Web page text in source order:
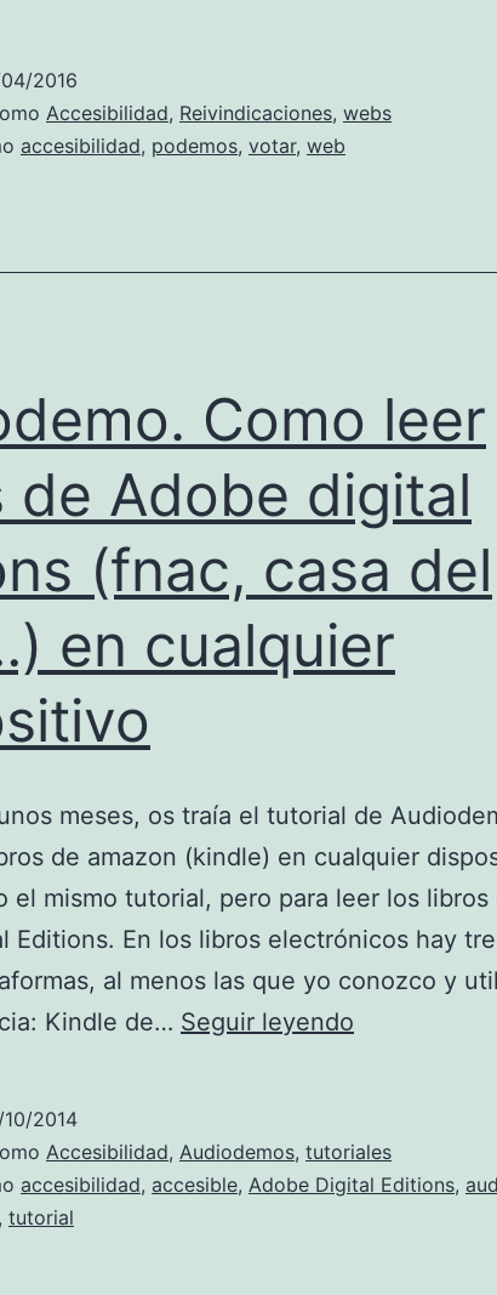
2016
Accesibilidad, Reivindicaciones, webs
accesibilidad, podemos, votar, web
Como leer
de Adobe digital
(fnac, casa del
en cualquier
meses, os traía el tutorial de
de amazon (kindle) en cualquier
el mismo tutorial, pero para leer los libros
Editions. En los libros electrónicos hay
al menos las que yo conozco y
Kindle de… Seguir leyendo
libros
de
2014
Accesibilidad, Audiodemos, tutoriales
accesibilidad, accesible, Adobe Digital Editions,
, tutorial